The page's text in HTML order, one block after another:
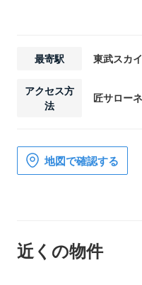
最寄駅 東武スカ
アクセス方
法
匠サロー
地図で確認する
近くの物件